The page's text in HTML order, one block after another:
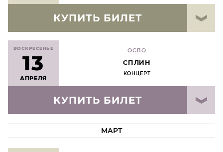
КУПИТЬ БИЛЕТ
ВОСКРЕСЕНЬЕ
13
АПРЕЛЯ
ОСЛО
СПЛИН
КОНЦЕРТ
КУПИТЬ БИЛЕТ
МАРТ